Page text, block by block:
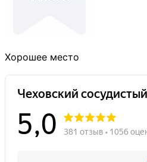
Хорошее место